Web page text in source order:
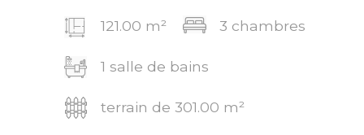
121.00 m² 3 chambres
1 salle de bains
terrain de 301.00 m²